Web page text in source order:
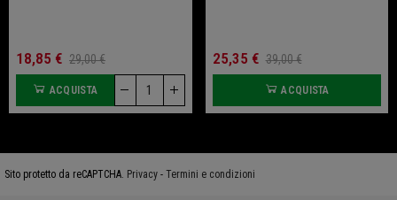
18,85 € 29,00 €
ACQUISTA
25,35 € 39,00 €
ACQUISTA
Sito protetto da reCAPTCHA. Privacy - Termini e condizioni